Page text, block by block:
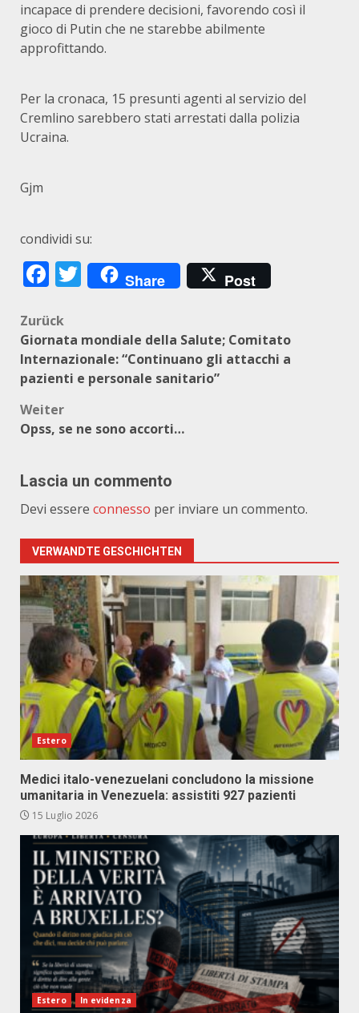
incapace di prendere decisioni, favorendo così il
gioco di Putin che ne starebbe abilmente
approfittando.
Per la cronaca, 15 presunti agenti al servizio del
Cremlino sarebbero stati arrestati dalla polizia
Ucraina.
Gjm
condividi su:
Facebook
Twitter
Share Post
Beitragsnavigation
Zurück
Giornata mondiale della Salute; Comitato
Internazionale: “Continuano gli attacchi a
pazienti e personale sanitario”
Weiter
Opss, se ne sono accorti…
Lascia un commento
Devi essere connesso per inviare un commento.
VERWANDTE GESCHICHTEN
Estero
Medici italo-venezuelani concludono la missione
umanitaria in Venezuela: assistiti 927 pazienti
15 Luglio 2026
Estero In evidenza